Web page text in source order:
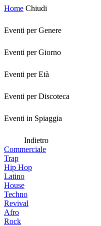
Home Chiudi
Eventi per Genere
Eventi per Giorno
Eventi per Età
Eventi per Discoteca
Eventi in Spiaggia
Indietro
Commerciale
Trap
Hip Hop
Latino
House
Techno
Revival
Afro
Rock